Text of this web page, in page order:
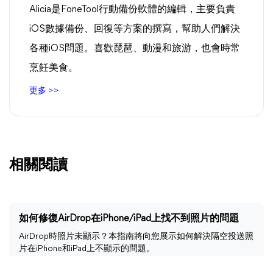
Alicia是FoneTool行動備份軟體的編輯，主要負責
iOS數據備份、回復等方案的撰寫，幫助人們解決
各種iOS問題。喜歡琵琶、動漫和旅游，也會時常
烹飪美食。
更多 >>
相關閱讀
如何修復AirDrop在iPhone/iPad上找不到照片的問題
AirDrop時照片未顯示？本指南將向您展示如何解決隔空投送照
片在iPhone和iPad上不顯示的問題。